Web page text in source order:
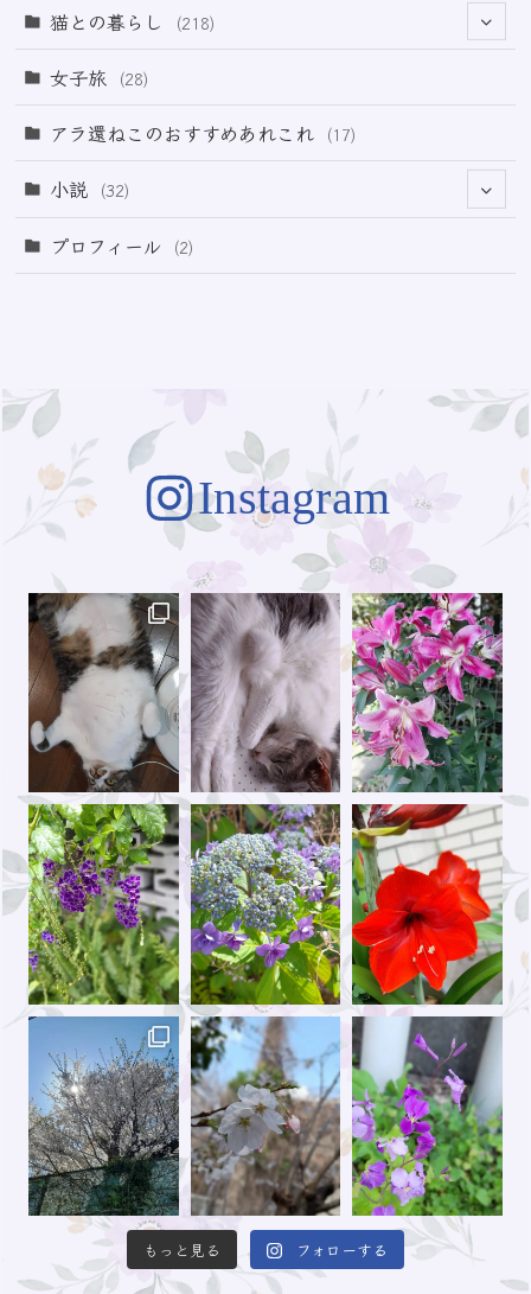
(2)
(33)
(3)
猫との暮らし (218)
(21)
(73)
女子旅 (28)
アラ還ねこのおすすめあれこれ (17)
小説 (32)
プロフィール (2)
Instagram
もっと見る フォローする